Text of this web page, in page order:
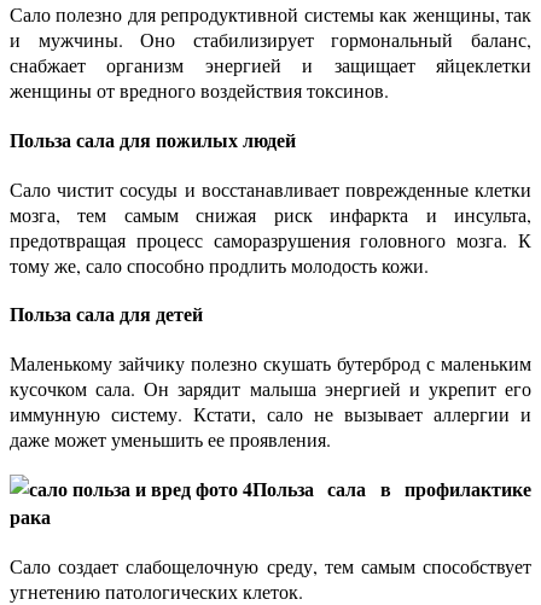
Сало полезно для репродуктивной системы как женщины, так
и мужчины. Оно стабилизирует гормональный баланс,
снабжает организм энергией и защищает яйцеклетки
женщины от вредного воздействия токсинов.
Польза сала для пожилых людей
Сало чистит сосуды и восстанавливает поврежденные клетки
мозга, тем самым снижая риск инфаркта и инсульта,
предотвращая процесс саморазрушения головного мозга. К
тому же, сало способно продлить молодость кожи.
Польза сала для детей
Маленькому зайчику полезно скушать бутерброд с маленьким
кусочком сала. Он зарядит малыша энергией и укрепит его
иммунную систему. Кстати, сало не вызывает аллергии и
даже может уменьшить ее проявления.
Польза сала в профилактике
рака
Сало создает слабощелочную среду, тем самым способствует
угнетению патологических клеток.